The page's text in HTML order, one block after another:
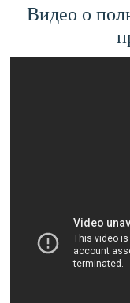
Видео о